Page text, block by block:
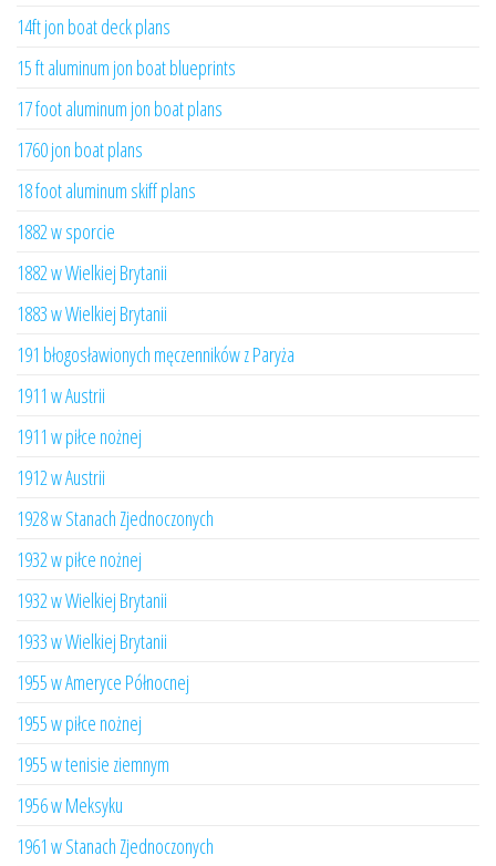
14ft jon boat deck plans
15 ft aluminum jon boat blueprints
17 foot aluminum jon boat plans
1760 jon boat plans
18 foot aluminum skiff plans
1882 w sporcie
1882 w Wielkiej Brytanii
1883 w Wielkiej Brytanii
191 błogosławionych męczenników z Paryża
1911 w Austrii
1911 w piłce nożnej
1912 w Austrii
1928 w Stanach Zjednoczonych
1932 w piłce nożnej
1932 w Wielkiej Brytanii
1933 w Wielkiej Brytanii
1955 w Ameryce Północnej
1955 w piłce nożnej
1955 w tenisie ziemnym
1956 w Meksyku
1961 w Stanach Zjednoczonych